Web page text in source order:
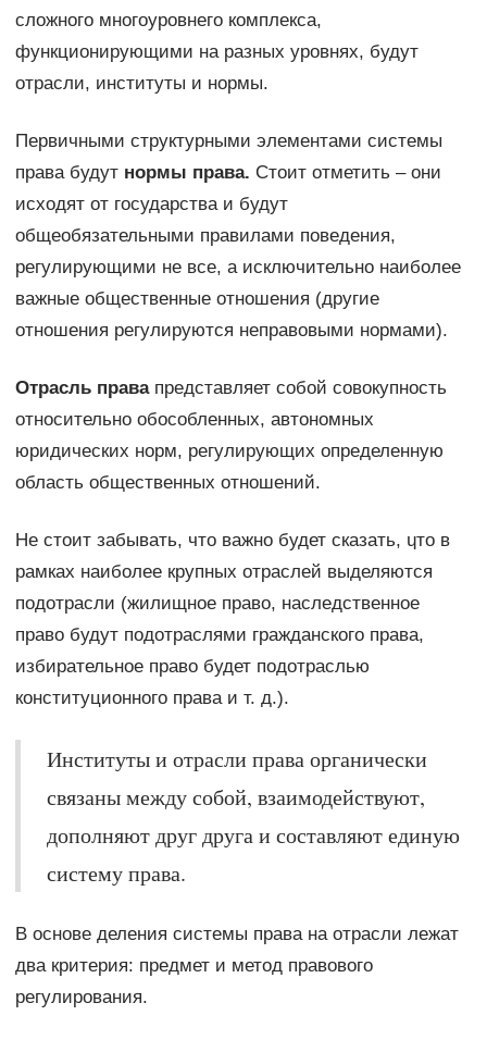
сложного многоуровнего комплекса,
функционирующими на разных уровнях, будут
отрасли, институты и нормы.
Первичными структурными элементами системы
права будут нормы права. Стоит отметить – они
исходят от государства и будут
общеобязательными правилами поведения,
регулирующими не все, а исключительно наиболее
важные общественные отношения (другие
отношения регулируются неправовыми нормами).
Отрасль правапредставляет собой совокупность
относительно обособленных, автономных
юридических норм, регулирующих определенную
область общественных отношений.
Не стоит забывать, что важно будет сказать, ɥᴛᴏ в
рамках наиболее крупных отраслей выделяются
подотрасли (жилищное право, наследственное
право будут подотраслями гражданского права,
избирательное право будет подотраслью
конституционного права и т. д.).
Институты и отрасли права органически
связаны между собой, взаимодействуют,
дополняют друг друга и составляют единую
систему права.
В основе деления системы права на отрасли лежат
два критерия: предмет и метод правового
регулирования.